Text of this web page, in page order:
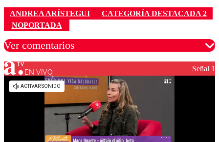
ANDREA ARÍSTEGUI
CATEGORÍA DESTACADA 2
NOPORTADA
Ver comentarios
Los comentarios son moderados para garantizar un
diálogo respetuoso.
EN VIVO Señal 1